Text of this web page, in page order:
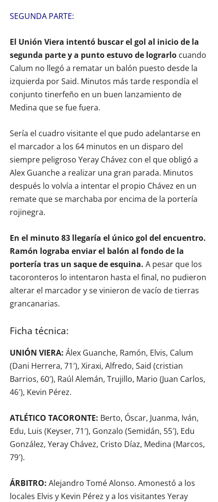
SEGUNDA PARTE:
El Unión Viera intentó buscar el gol al inicio de la
segunda parte y a punto estuvo de lograrlo cuando
Calum no llegó a rematar un balón puesto desde la
izquierda por Said. Minutos más tarde respondía el
conjunto tinerfeño en un buen lanzamiento de
Medina que se fue fuera.
Sería el cuadro visitante el que pudo adelantarse en
el marcador a los 64 minutos en un disparo del
siempre peligroso Yeray Chávez con el que obligó a
Alex Guanche a realizar una gran parada. Minutos
después lo volvía a intentar el propio Chávez en un
remate que se marchaba por encima de la portería
rojinegra.
En el minuto 83 llegaría el único gol del encuentro.
Ramón lograba enviar el balón al fondo de la
portería tras un saque de esquina. A pesar que los
tacoronteros lo intentaron hasta el final, no pudieron
alterar el marcador y se vinieron de vacío de tierras
grancanarias.
Ficha técnica:
UNIÓN VIERA: Álex Guanche, Ramón, Elvis, Calum
(Dani Herrera, 71′), Xiraxi, Alfredo, Said (cristian
Barrios, 60′), Raúl Alemán, Trujillo, Mario (Juan Carlos,
46′), Kevin Pérez.
ATLÉTICO TACORONTE: Berto, Óscar, Juanma, Iván,
Edu, Luis (Keyser, 71′), Gonzalo (Semidán, 55′), Edu
González, Yeray Chávez, Cristo Díaz, Medina (Marcos,
79′).
ÁRBITRO: Alejandro Tomé Alonso. Amonestó a los
locales Elvis y Kevin Pérez y a los visitantes Yeray